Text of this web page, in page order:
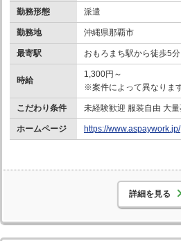
勤務形態 派遣
勤務地 沖縄県那覇市
最寄駅 おもろまち駅から徒歩5
時給
1,300円～
※案件によって異なりま
こだわり条件 未経験歓迎 服装自由 大
ホームページ https://www.aspaywork.jp/
詳細を見る